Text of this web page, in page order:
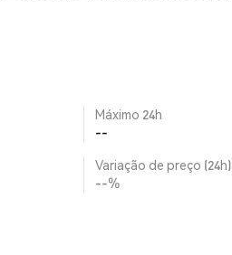
Máximo 24h
--
Variação de preço (24h)
--%